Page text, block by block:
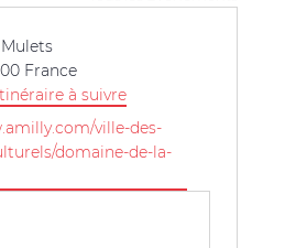
France
à suivre
ville-des-
domaine-de-la-